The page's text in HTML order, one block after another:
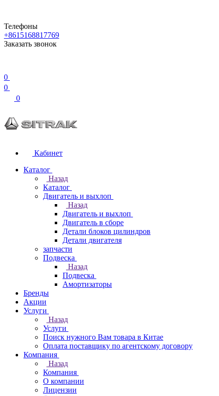
Телефоны
+8615168817769
Заказать звонок
0
0
0
Кабинет
Каталог
Назад
Каталог
Двигатель и выхлоп
Назад
Двигатель и выхлоп
Двигатель в сборе
Детали блоков цилиндров
Детали двигателя
запчасти
Подвеска
Назад
Подвеска
Амортизаторы
Бренды
Акции
Услуги
Назад
Услуги
Поиск нужного Вам товара в Китае
Оплата поставщику по агентскому договору
Компания
Назад
Компания
О компании
Лицензии